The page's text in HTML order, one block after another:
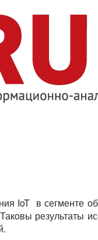
IoT в сегменте
результаты